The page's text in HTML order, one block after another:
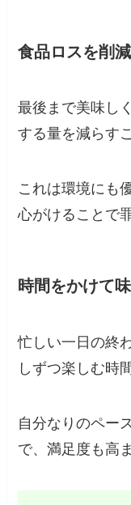
食品ロスを削
最後まで美味し
する量を減らす
これは環境にも
心がけることで
時間をかけて
忙しい一日の終
しずつ楽しむ時
自分なりのペー
で、満足度も高